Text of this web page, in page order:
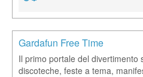
Gardafun Free Time
Il primo portale del divertimento
discoteche, feste a tema,